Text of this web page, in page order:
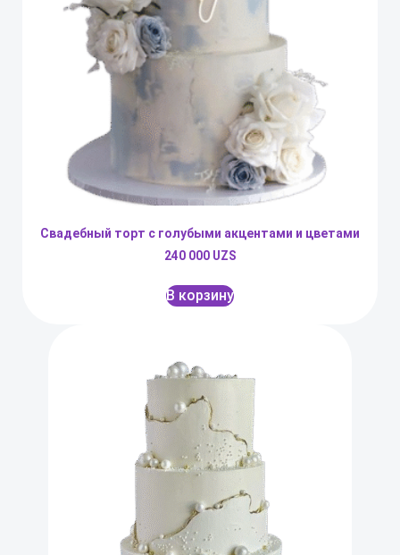
Свадебный торт с голубыми акцентами и цветами
240 000 UZS
В корзину